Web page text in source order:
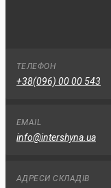
ТЕЛЕФОН
+38(096) 00 00 543
EMAIL
info@intershyna.ua
АДРЕСИ СКЛАДІВ